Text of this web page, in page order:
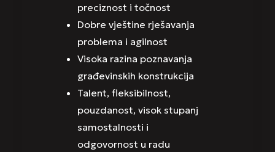
preciznost i točnost
Dobre vještine rješavanja
problema i agilnost
Visoka razina poznavanja
građevinskih konstrukcija
Talent, fleksibilnost,
pouzdanost, visok stupanj
samostalnosti i
odgovornost u radu